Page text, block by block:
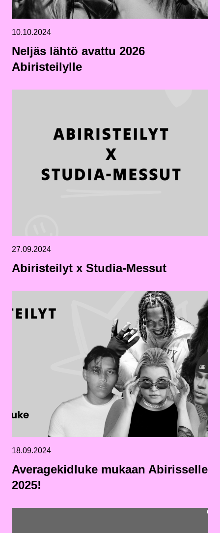
10.10.2024
Neljäs lähtö avattu 2026
Abiristeilylle
27.09.2024
Abiristeilyt x Studia-Messut
18.09.2024
Averagekidluke mukaan Abirisselle
2025!